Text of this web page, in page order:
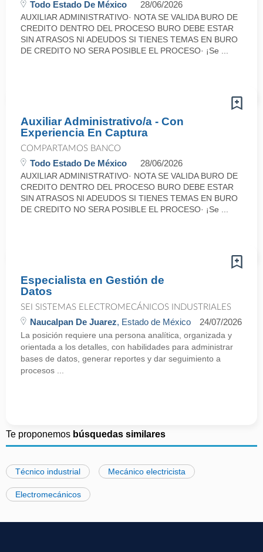
Todo Estado De México 28/06/2026
AUXILIAR ADMINISTRATIVO· NOTA SE VALIDA BURO DE
CREDITO DENTRO DEL PROCESO BURO DEBE ESTAR
SIN ATRASOS NI ADEUDOS SI TIENES TEMAS EN BURO
DE CREDITO NO SERA POSIBLE EL PROCESO· ¡Se ...
Auxiliar Administrativo/a - Con
Experiencia En Captura
COMPARTAMOS BANCO
Todo Estado De México 28/06/2026
AUXILIAR ADMINISTRATIVO· NOTA SE VALIDA BURO DE
CREDITO DENTRO DEL PROCESO BURO DEBE ESTAR
SIN ATRASOS NI ADEUDOS SI TIENES TEMAS EN BURO
DE CREDITO NO SERA POSIBLE EL PROCESO· ¡Se ...
Especialista en Gestión de
Datos
SEI SISTEMAS ELECTROMECÁNICOS INDUSTRIALES
Naucalpan De Juarez, Estado de México 24/07/2026
La posición requiere una persona analítica, organizada y
orientada a los detalles, con habilidades para administrar
bases de datos, generar reportes y dar seguimiento a
procesos ...
Te proponemos búsquedas similares
Técnico industrial Mecánico electricista
Electromecánicos